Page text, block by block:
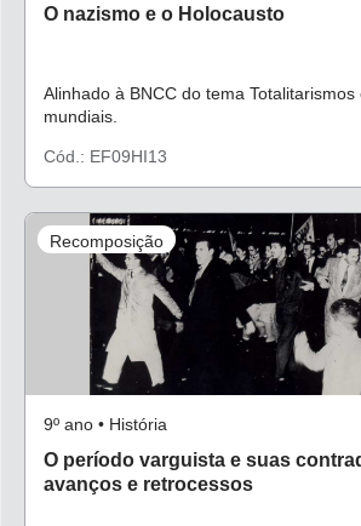
O nazismo e o Holocausto
Alinhado à BNCC do tema Totalitarismos
mundiais.
Cód.: EF09HI13
Recomposição
9º ano • História
O período varguista e suas
avanços e retrocessos